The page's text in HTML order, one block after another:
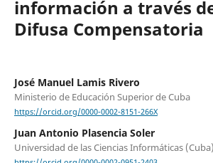
información a través
Difusa Compensatoria
José Manuel Lamis Rivero
Ministerio de Educación Superior de Cuba
https://orcid.org/0000-0002-8151-266X
Juan Antonio Plasencia Soler
Universidad de las Ciencias Informáticas (Cuba)